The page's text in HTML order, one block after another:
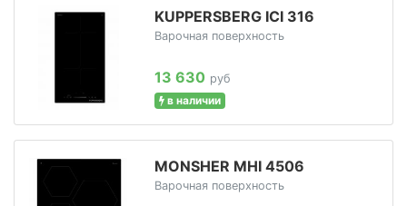
KUPPERSBERG ICI 316
Варочная поверхность
13 630 руб
в наличии
MONSHER MHI 4506
Варочная поверхность